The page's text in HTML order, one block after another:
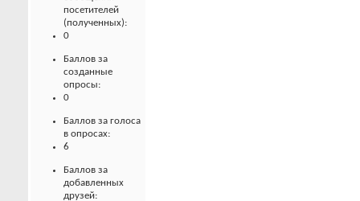
посетителей
(полученных):
0
Баллов за
созданные
опросы:
0
Баллов за голоса
в опросах:
6
Баллов за
добавленных
друзей: